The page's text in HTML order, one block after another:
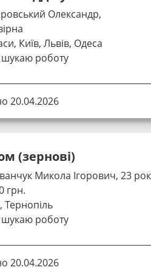
Олександр,
Київ, Львів, Одеса
роботу
20.04.2026
(зернові)
Микола Ігорович, 23
грн.
Тернопіль
роботу
20.04.2026